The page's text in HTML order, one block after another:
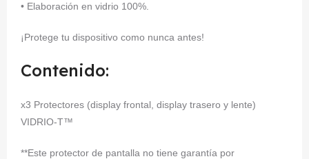
• Elaboración en vidrio 100%.
¡Protege tu dispositivo como nunca antes!
Contenido:
x3 Protectores (display frontal, display trasero y lente)
VIDRIO-T™
**Este protector de pantalla no tiene garantía por